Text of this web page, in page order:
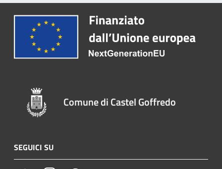
Comune di Castel Goffredo
SEGUICI SU